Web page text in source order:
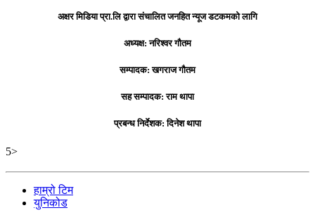
अक्षर मिडिया प्रा.लि द्वारा संचालित जनहित न्यूज डटकमको लागि
अध्यक्ष: नरिश्वर गौतम
सम्पादक: खगराज गौतम
सह सम्पादक: राम थापा
प्रबन्ध निर्देशक: दिनेश थापा
5>
हाम्रो टिम
युनिकोड